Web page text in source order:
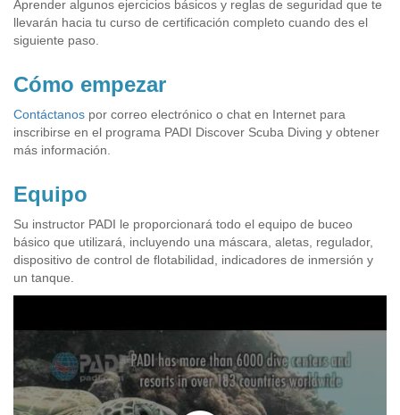
Aprender algunos ejercicios básicos y reglas de seguridad que te
llevarán hacia tu curso de certificación completo cuando des el
siguiente paso.
Cómo empezar
Contáctanos por correo electrónico o chat en Internet para
inscribirse en el programa PADI Discover Scuba Diving y obtener
más información.
Equipo
Su instructor PADI le proporcionará todo el equipo de buceo
básico que utilizará, incluyendo una máscara, aletas, regulador,
dispositivo de control de flotabilidad, indicadores de inmersión y
un tanque.